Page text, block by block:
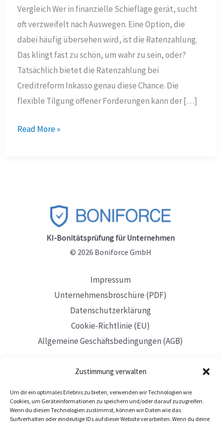
Zustimmung verwalten
Um dir ein optimales Erlebnis zu bieten, verwenden wir Technologien wie
Cookies, um Geräteinformationen zu speichern und/oder darauf zuzugreifen.
Wenn du diesen Technologien zustimmst, können wir Daten wie das
Surfverhalten oder eindeutige IDs auf dieser Website verarbeiten. Wenn du deine
Vergleich Wer in finanzielle Schieflage gerät, sucht
oft verzweifelt nach Auswegen. Eine Option, die
dabei häufig übersehen wird, ist die Ratenzahlung.
Das klingt fast zu schön, um wahr zu sein, oder?
Tatsächlich bietet die Ratenzahlung bei
Creditreform Inkasso genau diese Chance. Die
flexible Tilgung offener Forderungen kann der […]
Von
Ratenzahlungen
Vergleich
Read More »
KI-Bonitätsprüfung für Unternehmen
© 2026 Boniforce GmbH
Impressum
Unternehmensbroschüre (PDF)
Datenschutzerklärung
Cookie-Richtlinie (EU)
Allgemeine Geschäftsbedingungen (AGB)
Mit Sitz in Düsseldorf